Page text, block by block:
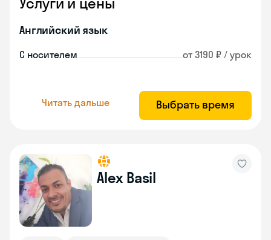
Английский язык
С носителем от 3190 ₽ / урок
Читать дальше Выбрать время
Alex Basil